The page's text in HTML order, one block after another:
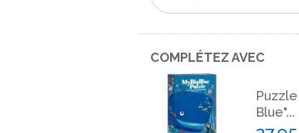
COMPLÉTEZ AVEC
Blue"...